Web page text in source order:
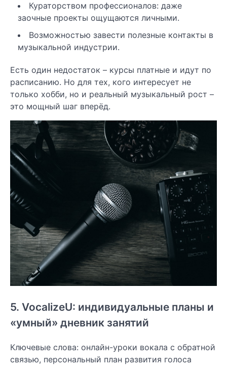
Кураторством профессионалов: даже
заочные проекты ощущаются личными.
Возможностью завести полезные контакты в
музыкальной индустрии.
Есть один недостаток – курсы платные и идут по
расписанию. Но для тех, кого интересует не
только хобби, но и реальный музыкальный рост –
это мощный шаг вперёд.
5. VocalizeU: индивидуальные планы и
«умный» дневник занятий
Ключевые слова: онлайн-уроки вокала с обратной
связью, персональный план развития голоса